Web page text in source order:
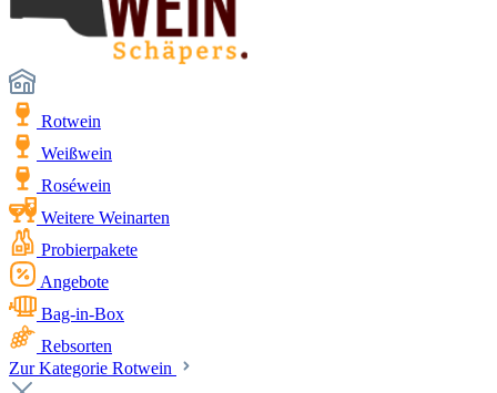
Rotwein
Weißwein
Roséwein
Weitere Weinarten
Probierpakete
Angebote
Bag-in-Box
Rebsorten
Zur Kategorie Rotwein